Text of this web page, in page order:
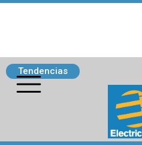
Tendencias